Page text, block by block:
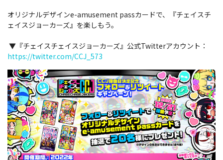
オリジナルデザインe-amusement passカードで、『チェイスチ
ェイスジョーカーズ』を楽しもう。
▼『チェイスチェイスジョーカーズ』公式Twitterアカウント：
https://twitter.com/CCJ_573